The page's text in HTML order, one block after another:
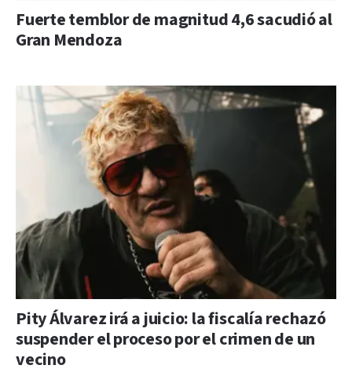
Fuerte temblor de magnitud 4,6 sacudió al
Gran Mendoza
Pity Álvarez irá a juicio: la fiscalía rechazó
suspender el proceso por el crimen de un
vecino